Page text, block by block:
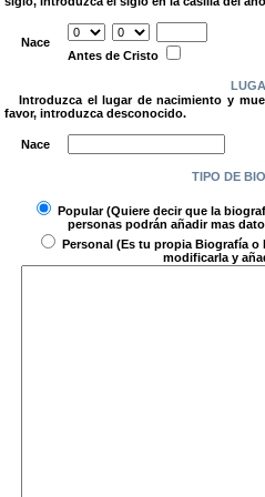
Nace
Antes de Cristo
Introduzca el lugar de nacimiento y
favor, introduzca desconocido.
Nace
TIPO DE
Popular(Quiere decir que la
personas podrán añadir mas
Personal(Es tu propia Biografía o
modificarla y